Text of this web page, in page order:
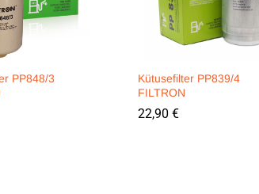
PP848/3
Kütusefilter PP839/4
FILTRON
22,90 €